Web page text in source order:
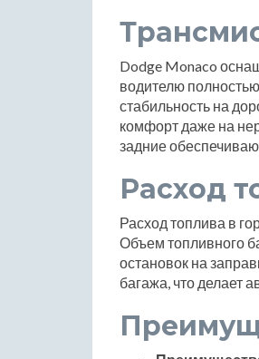
Dodge Monaco
водителю
стабильность на
комфорт даже на
задние
Расход
Расход топлива в
Объем топливного
остановок на
багажа, что делает